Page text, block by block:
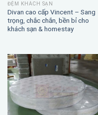
ĐỆM KHÁCH SẠN
Divan cao cấp Vincent – Sang
trọng, chắc chắn, bền bỉ cho
khách sạn & homestay